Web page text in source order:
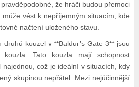
že hráči budou přemoci
může vést k nepříjemným situacím, kde
načtení uloženého stavu.
kouzel v **Baldur’s Gate 3** jsou
Tato kouzla mají schopnost
najednou, což je ideální v situacích, kdy
skupinou nepřátel. Mezi nejúčinnější